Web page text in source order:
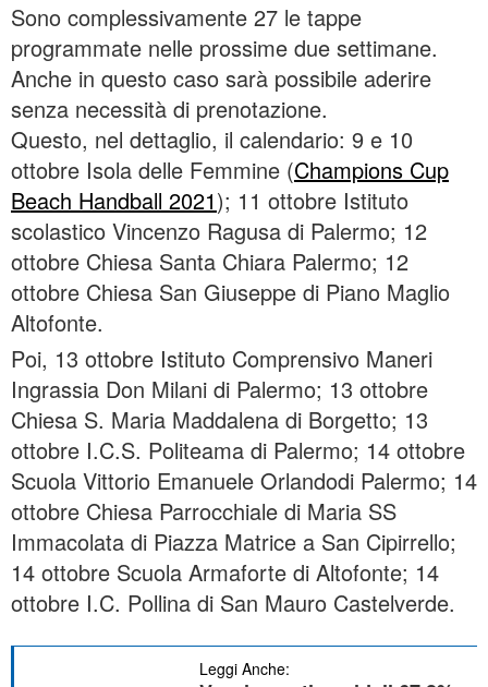
Sono complessivamente 27 le tappe
programmate nelle prossime due settimane.
Anche in questo caso sarà possibile aderire
senza necessità di prenotazione.
Questo, nel dettaglio, il calendario: 9 e 10
ottobre Isola delle Femmine (Champions Cup
Beach Handball 2021); 11 ottobre Istituto
scolastico Vincenzo Ragusa di Palermo; 12
ottobre Chiesa Santa Chiara Palermo; 12
ottobre Chiesa San Giuseppe di Piano Maglio
Altofonte.
Poi, 13 ottobre Istituto Comprensivo Maneri
Ingrassia Don Milani di Palermo; 13 ottobre
Chiesa S. Maria Maddalena di Borgetto; 13
ottobre I.C.S. Politeama di Palermo; 14 ottobre
Scuola Vittorio Emanuele Orlandodi Palermo; 14
ottobre Chiesa Parrocchiale di Maria SS
Immacolata di Piazza Matrice a San Cipirrello;
14 ottobre Scuola Armaforte di Altofonte; 14
ottobre I.C. Pollina di San Mauro Castelverde.
Leggi Anche: